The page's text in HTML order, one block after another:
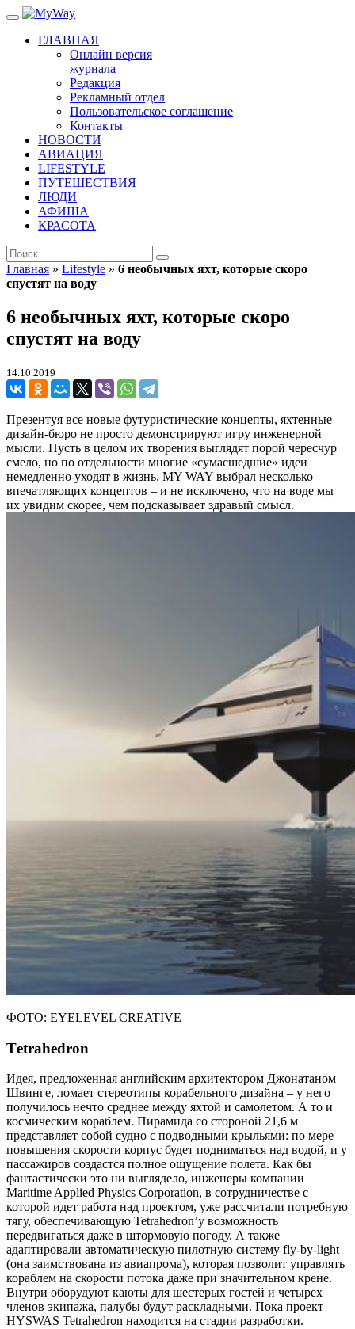
ГЛАВНАЯ
Онлайн версия
журнала
Редакция
Рекламный отдел
Пользовательское соглашение
Контакты
НОВОСТИ
АВИАЦИЯ
LIFESTYLE
ПУТЕШЕСТВИЯ
ЛЮДИ
АФИША
КРАСОТА
Главная » Lifestyle » 6 необычных яхт, которые скоро
спустят на воду
6 необычных яхт, которые скоро
спустят на воду
14.10.2019
Презентуя все новые футуристические концепты, яхтенные
дизайн-бюро не просто демонстрируют игру инженерной
мысли. Пусть в целом их творения выглядят порой чересчур
смело, но по отдельности многие «сумасшедшие» идеи
немедленно уходят в жизнь. MY WAY выбрал несколько
впечатляющих концептов – и не исключено, что на воде мы
их увидим скорее, чем подсказывает здравый смысл.
ФОТО: EYELEVEL CREATIVE
Тetrahedron
Идея, предложенная английским архитектором Джонатаном
Швинге, ломает стереотипы корабельного дизайна – у него
получилось нечто среднее между яхтой и самолетом. А то и
космическим кораблем. Пирамида со стороной 21,6 м
представляет собой судно с подводными крыльями: по мере
повышения скорости корпус будет подниматься над водой, и у
пассажиров создастся полное ощущение полета. Как бы
фантастически это ни выглядело, инженеры компании
Maritime Applied Physics Corporation, в сотрудничестве с
которой идет работа над проектом, уже рассчитали потребную
тягу, обеспечивающую Tetrahedron’у возможность
передвигаться даже в штормовую погоду. А также
адаптировали автоматическую пилотную систему fly-by-light
(она заимствована из авиапрома), которая позволит управлять
кораблем на скорости потока даже при значительном крене.
Внутри оборудуют каюты для шестерых гостей и четырех
членов экипажа, палубы будут раскладными. Пока проект
HYSWAS Tetrahedron находится на стадии разработки.